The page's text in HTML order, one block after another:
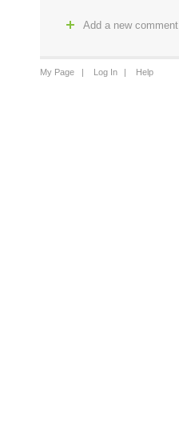
Add a new comment.
My Page Log In Help